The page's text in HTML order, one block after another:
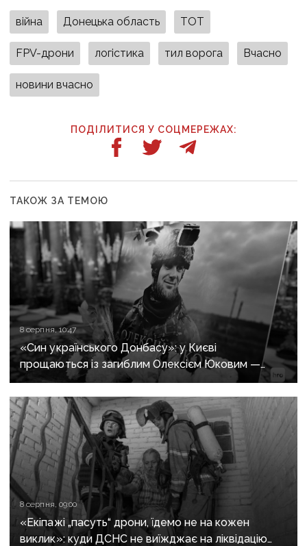
війна Донецька область ТОТ
FPV-дрони логістика тил ворога Вчасно
новини вчасно
ПОДІЛИТИСЯ У СОЦМЕРЕЖАХ:
ТАКОЖ ЗА ТЕМОЮ
8 серпня, 10:47
«Син українського Донбасу»: у Києві
прощаються із загиблим Олексієм Юковим —
пошуковцем загону «Плацдарм»
8 серпня, 09:00
«Екіпажі „пасуть“ дрони, їдемо не на кожен
виклик»: куди ДСНС не виїжджає на ліквідацію